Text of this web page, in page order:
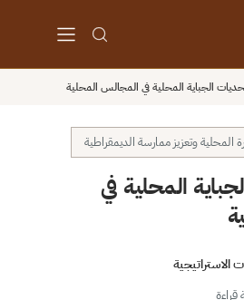
الجباية المحلية في المجالس المحلية
المحلية وتعزيز ممارسة الديمقراطية
المحلية في
الاستراتيجية